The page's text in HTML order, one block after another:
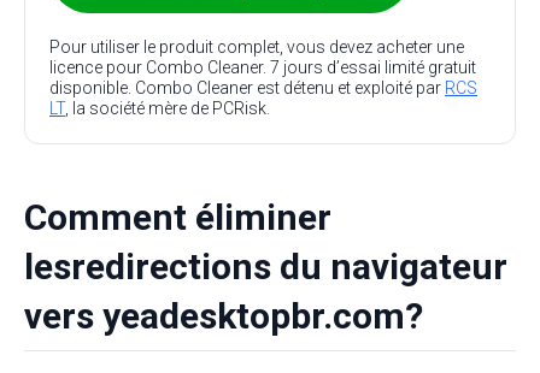
Pour utiliser le produit complet, vous devez acheter une
licence pour Combo Cleaner. 7 jours d’essai limité gratuit
disponible. Combo Cleaner est détenu et exploité par RCS
LT, la société mère de PCRisk.
Comment éliminer
lesredirections du navigateur
vers yeadesktopbr.com?